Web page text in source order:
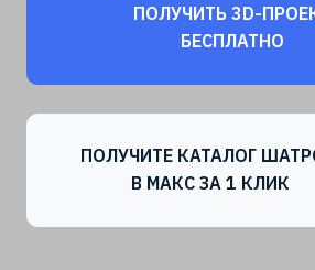
ПОЛУЧИТЬ 3D-
БЕСПЛАТНО
ПОЛУЧИТЕ КАТАЛОГ
В МАКС ЗА 1 КЛИК